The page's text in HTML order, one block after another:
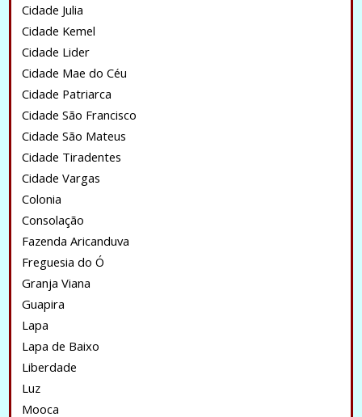
Cidade Julia
Cidade Kemel
Cidade Lider
Cidade Mae do Céu
Cidade Patriarca
Cidade São Francisco
Cidade São Mateus
Cidade Tiradentes
Cidade Vargas
Colonia
Consolação
Fazenda Aricanduva
Freguesia do Ó
Granja Viana
Guapira
Lapa
Lapa de Baixo
Liberdade
Luz
Mooca